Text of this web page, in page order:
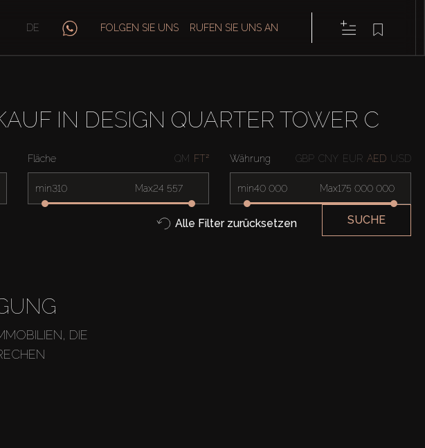
DE FOLGEN SIE UNS RUFEN SIE UNS AN
IN DESIGN QUARTER TOWER C
Fläche QM FT²
min Max
Währung GBP CNY EUR AED USD
min Max
Alle Filter zurücksetzen SUCHE
DIE